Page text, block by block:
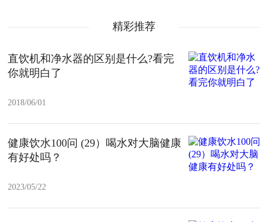
精彩推荐
直饮机和净水器的区别是什么?看完
你就明白了
2018/06/01
健康饮水100问 (29）喝水对大脑健康
有好处吗？
2023/05/22